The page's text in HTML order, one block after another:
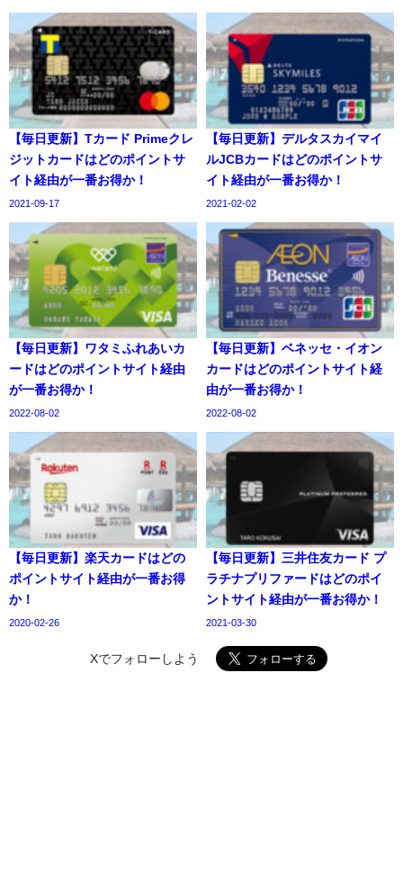
【毎日更新】Tカード Primeクレ
ジットカードはどのポイントサ
イト経由が一番お得か！
2021-09-17
【毎日更新】デルタスカイマイ
ルJCBカードはどのポイントサ
イト経由が一番お得か！
2021-02-02
【毎日更新】ワタミふれあいカ
ードはどのポイントサイト経由
が一番お得か！
2022-08-02
【毎日更新】ベネッセ・イオン
カードはどのポイントサイト経
由が一番お得か！
2022-08-02
【毎日更新】楽天カードはどの
ポイントサイト経由が一番お得
か！
2020-02-26
【毎日更新】三井住友カード プ
ラチナプリファードはどのポイ
ントサイト経由が一番お得か！
2021-03-30
Xでフォローしよう